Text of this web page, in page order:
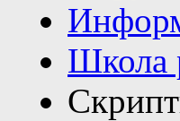
Школа